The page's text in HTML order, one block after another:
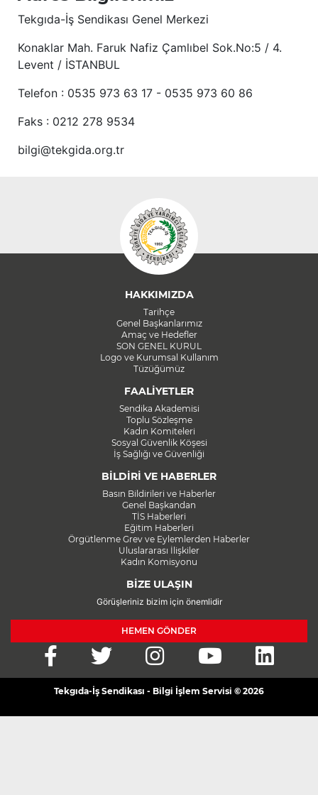
Tekgıda-İş Sendikası Genel Merkezi
Konaklar Mah. Faruk Nafiz Çamlıbel Sok.No:5 / 4.
Levent / İSTANBUL
Telefon : 0535 973 63 17 - 0535 973 60 86
Faks : 0212 278 9534
bilgi@tekgida.org.tr
HAKKIMIZDA
Tarihçe
Genel Başkanlarımız
Amaç ve Hedefler
SON GENEL KURUL
Logo ve Kurumsal Kullanım
Tüzüğümüz
FAALİYETLER
Sendika Akademisi
Toplu Sözleşme
Kadın Komiteleri
Sosyal Güvenlik Köşesi
İş Sağlığı ve Güvenliği
BİLDİRİ VE HABERLER
Basın Bildirileri ve Haberler
Genel Başkandan
TİS Haberleri
Eğitim Haberleri
Örgütlenme Grev ve Eylemlerden Haberler
Uluslararası İlişkiler
Kadın Komisyonu
BİZE ULAŞIN
Görüşleriniz bizim için önemlidir
HEMEN GÖNDER
Tekgıda-İş Sendikası - Bilgi İşlem Servisi © 2026